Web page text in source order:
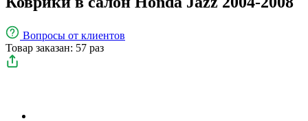
Вопросы от клиентов
Товар заказан: 57 раз